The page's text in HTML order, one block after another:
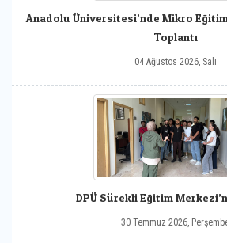
Anadolu Üniversitesi’nde Mikro
Toplantı
04 Ağustos 2026, Salı
DPÜ Sürekli Eğitim
30 Temmuz 2026,